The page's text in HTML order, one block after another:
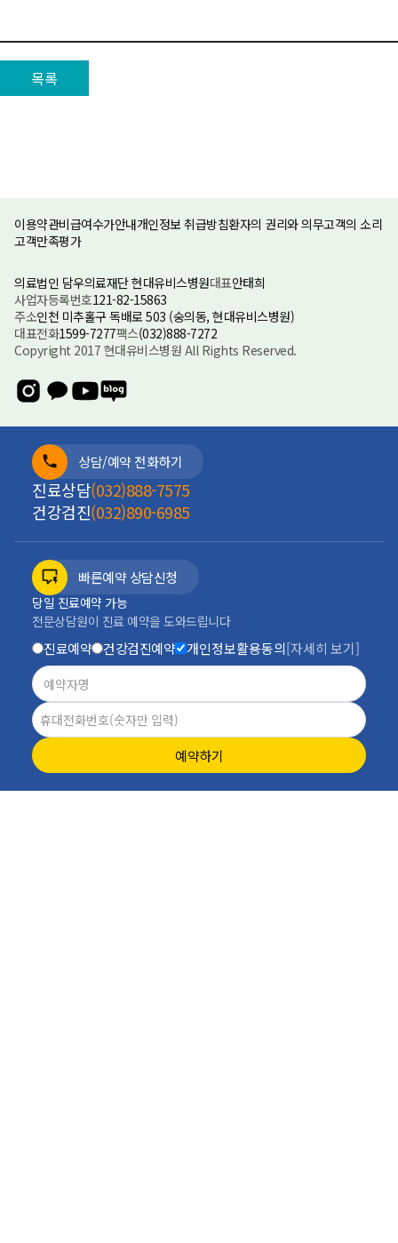
목록
이용약관비급여수가안내개인정보 취급방침환자의 권리와 의무고객의 소리
고객만족평가
의료법인 담우의료재단 현대유비스병원대표안태희
사업자등록번호121-82-15863
주소인천 미추홀구 독배로 503 (숭의동, 현대유비스병원)
대표전화1599-7277팩스(032)888-7272
Copyright 2017 현대유비스병원 All Rights Reserved.
상담/예약 전화하기
진료상담(032)888-7575
건강검진(032)890-6985
빠른예약 상담신청
당일 진료예약 가능
전문상담원이 진료 예약을 도와드립니다
진료예약 건강검진예약 개인정보활용동의[자세히 보기]
예약하기